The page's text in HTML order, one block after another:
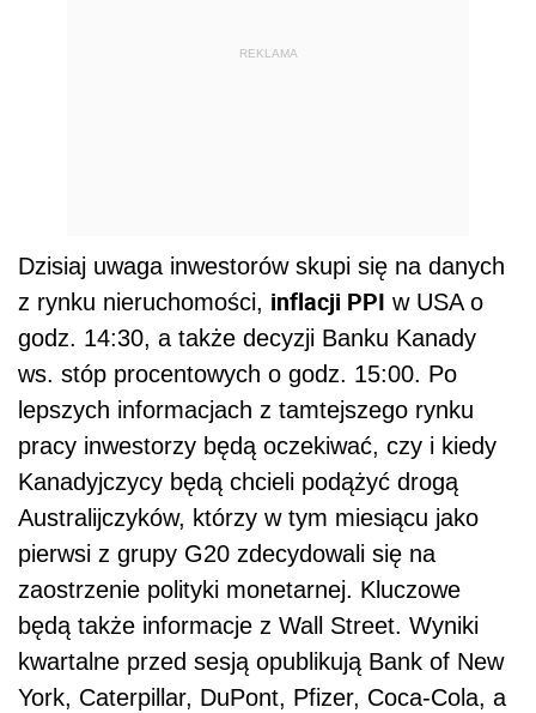
REKLAMA
Dzisiaj uwaga inwestorów skupi się na danych
z rynku nieruchomości, inflacji PPI w USA o
godz. 14:30, a także decyzji Banku Kanady
ws. stóp procentowych o godz. 15:00. Po
lepszych informacjach z tamtejszego rynku
pracy inwestorzy będą oczekiwać, czy i kiedy
Kanadyjczycy będą chcieli podążyć drogą
Australijczyków, którzy w tym miesiącu jako
pierwsi z grupy G20 zdecydowali się na
zaostrzenie polityki monetarnej. Kluczowe
będą także informacje z Wall Street. Wyniki
kwartalne przed sesją opublikują Bank of New
York, Caterpillar, DuPont, Pfizer, Coca-Cola, a